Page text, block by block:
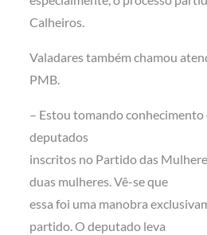
Calheiros.
Valadares também chamou
PMB.
– Estou tomando conhecimento
deputados
inscritos no Partido das
duas mulheres. Vê-se que
essa foi uma manobra
partido. O deputado leva